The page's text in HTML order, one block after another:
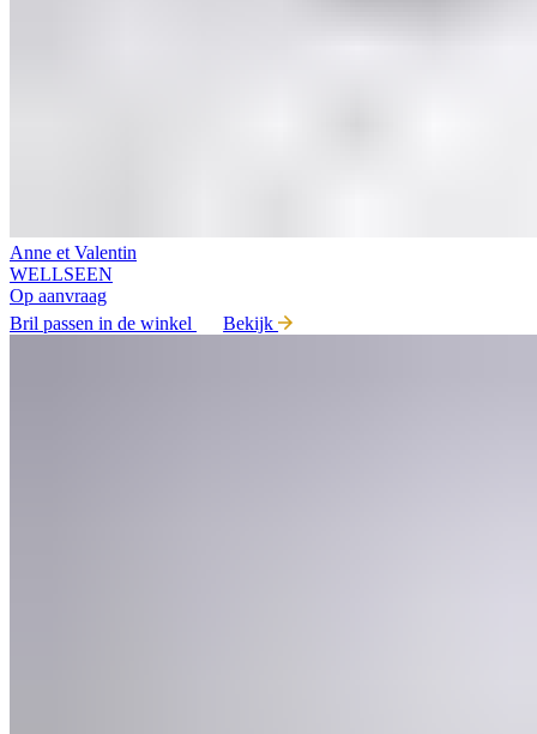
Anne et Valentin
WELLSEEN
Op aanvraag
Bril passen in de winkel
Bekijk